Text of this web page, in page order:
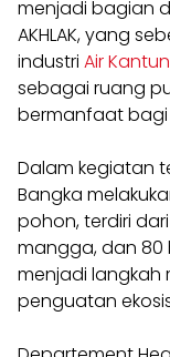
menjadi bagian
AKHLAK, yang
industri Air
sebagai ruang
bermanfaat bagi
Dalam kegiatan
Bangka
pohon, terdiri
mangga, dan 80
menjadi langkah
penguatan